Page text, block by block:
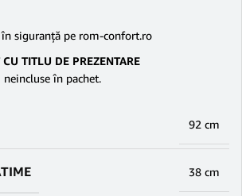
siguranţă pe rom-confort.ro
TITLU DE PREZENTARE
în pachet.
92 cm
38 cm